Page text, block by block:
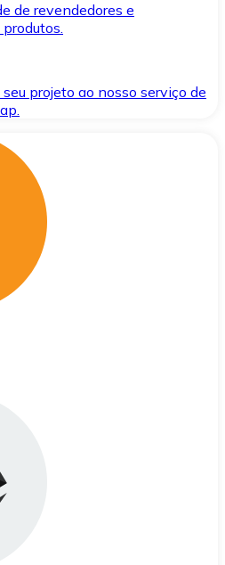
de revendedores e
projeto ao nosso serviço de